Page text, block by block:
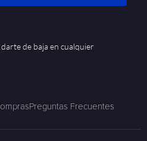
de baja en cualquier
Preguntas Frecuentes